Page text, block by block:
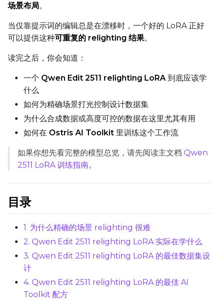
Target Type
LoRA
SAVE
Save Every
TRAINING
场景布局。
当仅靠提示词的编辑总是在漂移时，一个好的 LoRA 正好
可以提供这种可重复的 relighting 结果。
读完之后，你会知道：
一个 Qwen Edit 2511 relighting LoRA 到底应该学
什么
如何为精确场景打光控制设计数据集
为什么合成数据或高度可控的数据在这里尤其有用
如何在 Ostris AI Toolkit 里训练这个工作流
如果你想先看完整的模型总览，请先阅读主文档 Qwen
2511 LoRA 训练指南。
目录
1. 为什么精确的场景 relighting 很难
2. Qwen Edit 2511 relighting LoRA 实际在学什么
3. Qwen Edit 2511 relighting LoRA 的最佳数据集设
计
4. Qwen Edit 2511 relighting LoRA 的最佳 AI
Toolkit 配方